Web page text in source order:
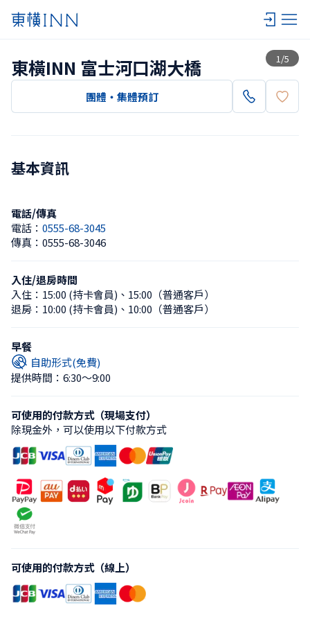
1 /5
查看一覽
東橫INN 富士河口湖大橋
團體・集體預訂
基本資訊
電話/傳真
電話： 0555-68-3045
傳真： 0555-68-3046
入住/退房時間
入住： 15:00 (持卡會員) 、 15:00（普通客戶）
退房： 10:00 (持卡會員) 、 10:00（普通客戶）
早餐
自助形式(免費)
提供時間：6:30〜9:00
可使用的付款方式（現場支付）
除現金外，可以使用以下付款方式
可使用的付款方式（線上）